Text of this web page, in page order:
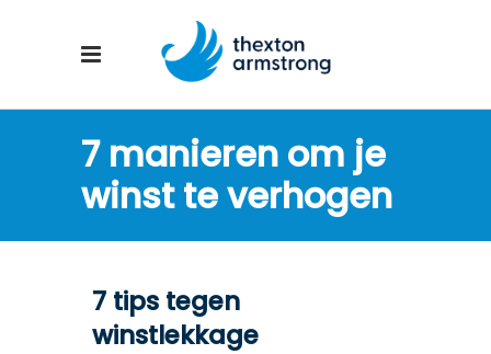
7 manieren om je
winst te verhogen
7 tips tegen
winstlekkage